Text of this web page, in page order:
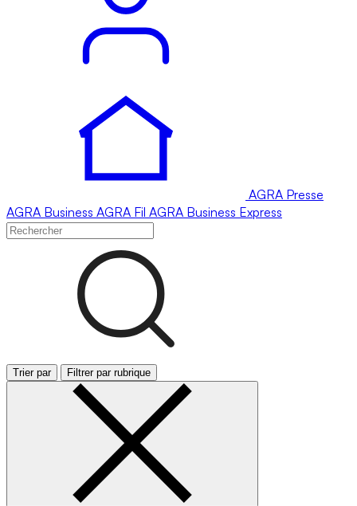
AGRA Presse
AGRA Business AGRA Fil AGRA Business Express
Trier par Filtrer par rubrique